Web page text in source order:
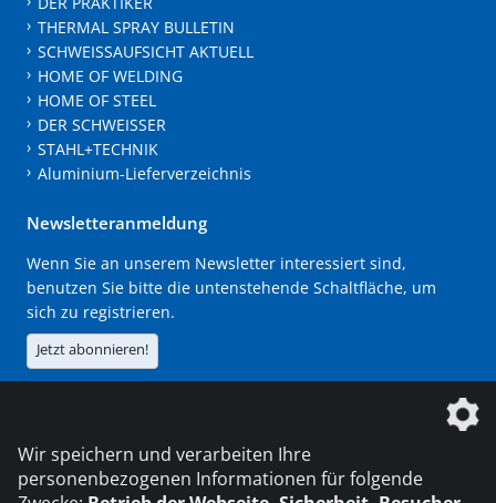
THERMAL SPRAY BULLETIN
SCHWEISSAUFSICHT AKTUELL
HOME OF WELDING
HOME OF STEEL
DER SCHWEISSER
STAHL+TECHNIK
Aluminium-Lieferverzeichnis
Newsletteranmeldung
Wenn Sie an unserem Newsletter interessiert sind,
benutzen Sie bitte die untenstehende Schaltfläche, um
sich zu registrieren.
Jetzt abonnieren!
Die DVS Media GmbH ist ein Unternehmen der
Wir speichern und verarbeiten Ihre
personenbezogenen Informationen für folgende